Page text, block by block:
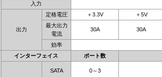
入力
出力
定格電圧 ＋3.3V ＋5V
最大出力
電流
30A 30A
効率
インターフェイス
ポート数
SATA 0～3